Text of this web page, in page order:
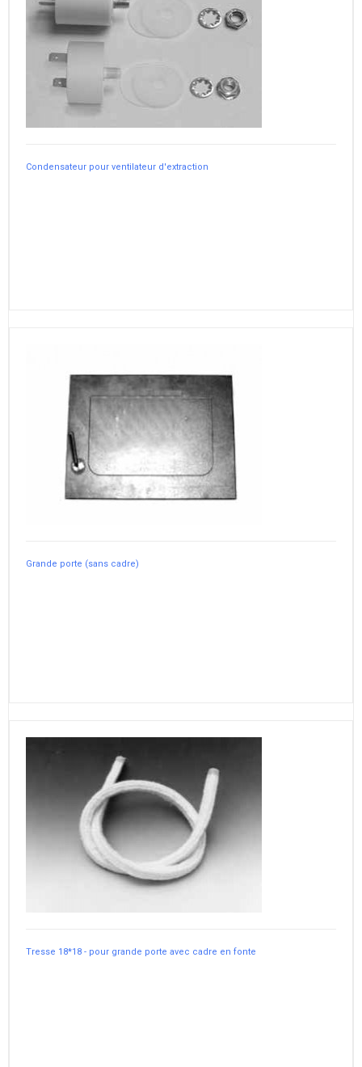
Condensateur pour ventilateur d'extraction
Grande porte (sans cadre)
Tresse 18*18 - pour grande porte avec cadre en fonte